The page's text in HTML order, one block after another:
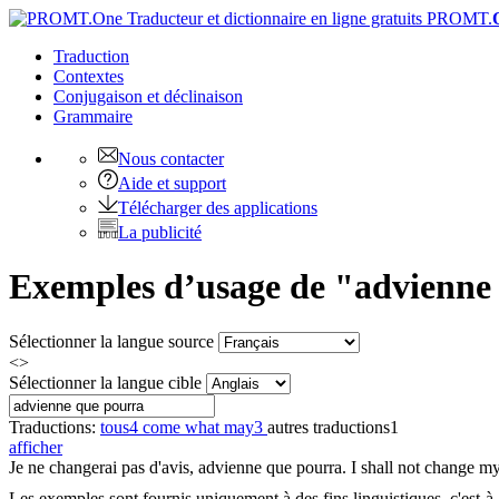
PROMT.
Traduction
Contextes
Conjugaison et déclinaison
Grammaire
Nous contacter
Aide et support
Télécharger des applications
La publicité
Exemples d’usage de
Sélectionner la langue source
<>
Sélectionner la langue cible
Traductions: tous4 come what may3 autres traductions1
afficher
Je ne changerai pas d'avis, advienne que pourra. I shall not change